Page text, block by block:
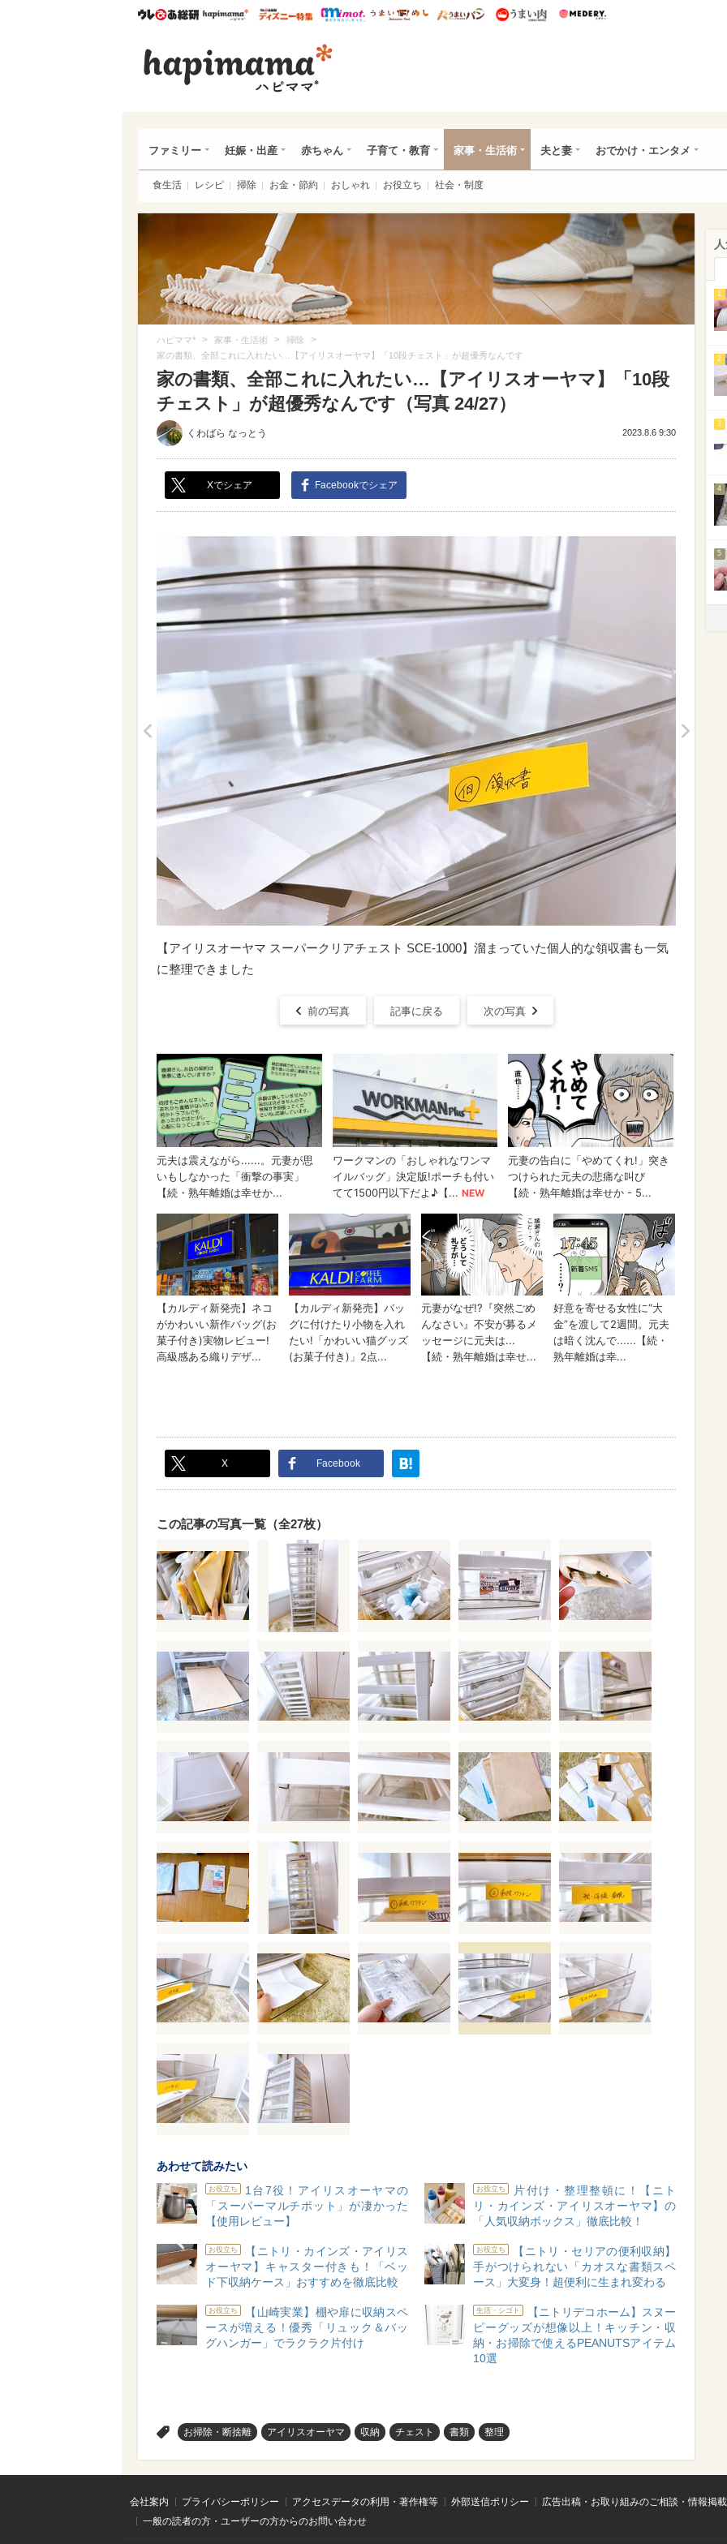
ウレぴあ総研ハピママ* ウレぴあ総研 ディズニー特集
mimot. うまいめし うまいパン うまい肉
ファミリー 妊娠・出産 赤ちゃん 子育て・教育 家事・生活術 夫と妻 おでかけ・エンタメ
食生活 レシピ 掃除 お金・節約 おしゃれ お役立ち 社会・制度
ハピママ* > 家事・生活術 > 掃除 >
家の書類、全部これに入れたい…【アイリスオーヤマ】「10段チェスト」が超優秀なんです
家の書類、全部これに入れたい…【アイリスオーヤマ】「10段
チェスト」が超優秀なんです（写真 24/27）
くわばら なっとう 2023.8.6 9:30
Xでシェア Facebookでシェア
【アイリスオーヤマ スーパークリアチェスト SCE-1000】溜まっていた個人的な領収書も一気
に整理できました
前の写真 記事に戻る 次の写真
X Facebook
この記事の写真一覧（全27枚）
あわせて読みたい
お役立ち
1台7役！アイリスオーヤマの
「スーパーマルチポット」が凄かった
【使用レビュー】
お役立ち
片付け・整理整頓に！【ニト
リ・カインズ・アイリスオーヤマ】の
「人気収納ボックス」徹底比較！
お役立ち
【ニトリ・カインズ・アイリス
オーヤマ】キャスター付きも！「ベッ
ド下収納ケース」おすすめを徹底比較
お役立ち
【ニトリ・セリアの便利収納】
手がつけられない「カオスな書類スペ
ース」大変身！超便利に生まれ変わる
お役立ち
【山崎実業】棚や扉に収納スペ
ースが増える！優秀「リュック＆バッ
グハンガー」でラクラク片付け
生活・シゴト
【ニトリデコホーム】スヌー
ピーグッズが想像以上！キッチン・収
納・お掃除で使えるPEANUTSアイテム
10選
お掃除・断捨離 アイリスオーヤマ 収納 チェスト 書類 整理
1
2
3
4
5
会社案内 プライバシーポリシー アクセスデータの利用・著作権等 外部送信ポリシー
広告出稿・お取り組みのご相談・情報掲
一般の読者の方・ユーザーの方からのお問い合わせ